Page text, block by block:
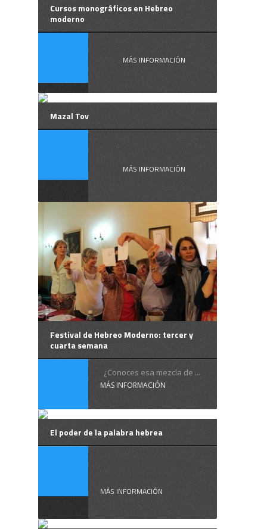
Cursos monográficos en Hebreo
moderno
MÁS INFORMACIÓN
Mazal Tov
MÁS INFORMACIÓN
Festival de Hebreo Moderno: tercer y
cuarta semana
¿Conoces esa mezcla de ...
MÁS INFORMACIÓN
El poder de la palabra hebrea
MÁS INFORMACIÓN